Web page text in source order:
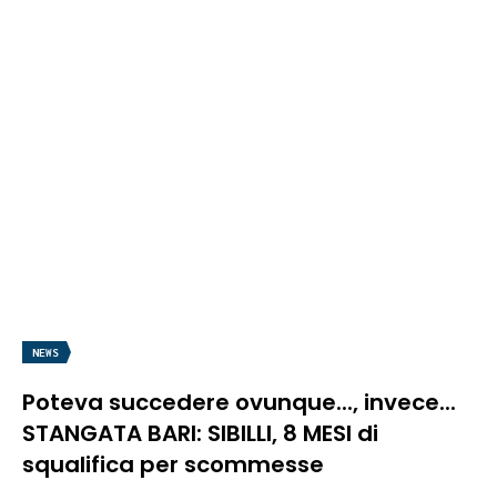
NEWS
Poteva succedere ovunque..., invece...
STANGATA BARI: SIBILLI, 8 MESI di
squalifica per scommesse